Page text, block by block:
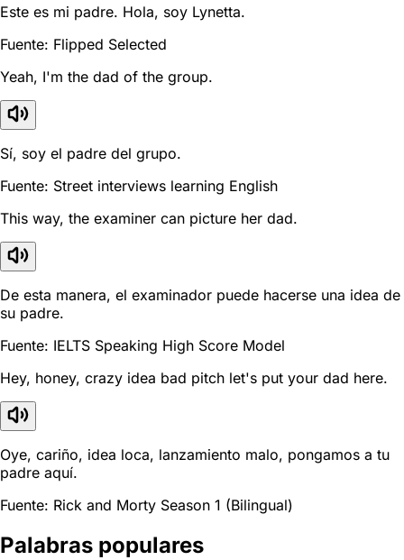
Este es mi padre. Hola, soy Lynetta.
Fuente: Flipped Selected
Yeah, I'm the dad of the group.
Sí, soy el padre del grupo.
Fuente: Street interviews learning English
This way, the examiner can picture her dad.
De esta manera, el examinador puede hacerse una idea de
su padre.
Fuente: IELTS Speaking High Score Model
Hey, honey, crazy idea bad pitch let's put your dad here.
Oye, cariño, idea loca, lanzamiento malo, pongamos a tu
padre aquí.
Fuente: Rick and Morty Season 1 (Bilingual)
Palabras populares